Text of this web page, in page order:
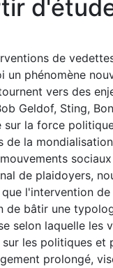
de
un phénomène
vers des
Geldof, Sting,
la force
de la
de plaidoyers,
l'intervention
de bâtir une
selon laquelle les
les politiques et
prolongé,